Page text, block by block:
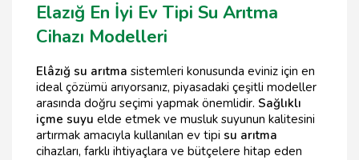
Elazığ En İyi Ev Tipi Su Arıtma
Cihazı Modelleri
Elâzığ su arıtma sistemleri konusunda eviniz için en
ideal çözümü arıyorsanız, piyasadaki çeşitli modeller
arasında doğru seçimi yapmak önemlidir. Sağlıklı
içme suyu elde etmek ve musluk suyunun kalitesini
artırmak amacıyla kullanılan ev tipi su arıtma
cihazları, farklı ihtiyaçlara ve bütçelere hitap eden